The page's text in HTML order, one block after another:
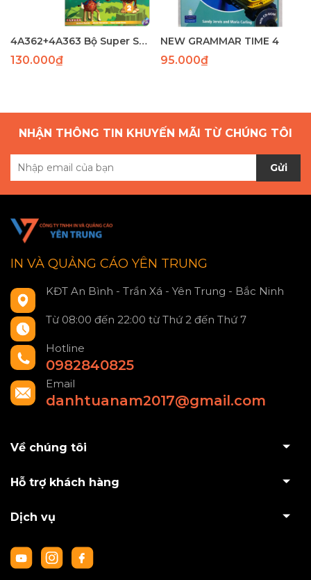
4A362+4A363 Bộ Super Safari 1( SB+WB)(97-82) laser
130.000₫
NEW GRAMMAR TIME 4
95.000₫
NHẬN THÔNG TIN KHUYẾN MÃI TỪ CHÚNG TÔI
Gửi
IN VÀ QUẢNG CÁO YÊN TRUNG
KĐT An Bình - Trần Xá - Yên Trung - Bắc Ninh
Từ 08:00 đến 22:00 từ Thứ 2 đến Thứ 7
Hotline
0982840825
Email
danhtuanam2017@gmail.com
Về chúng tôi
Hỗ trợ khách hàng
Dịch vụ